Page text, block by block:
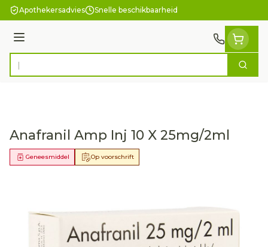
Ga naar de inhoud
Apothekersadvies Snelle beschikbaarheid
Menu
Product, merk, categorie... Zoek
Anafranil Amp Inj 10 X 25mg/2ml
Op voorschrift
Geneesmiddel